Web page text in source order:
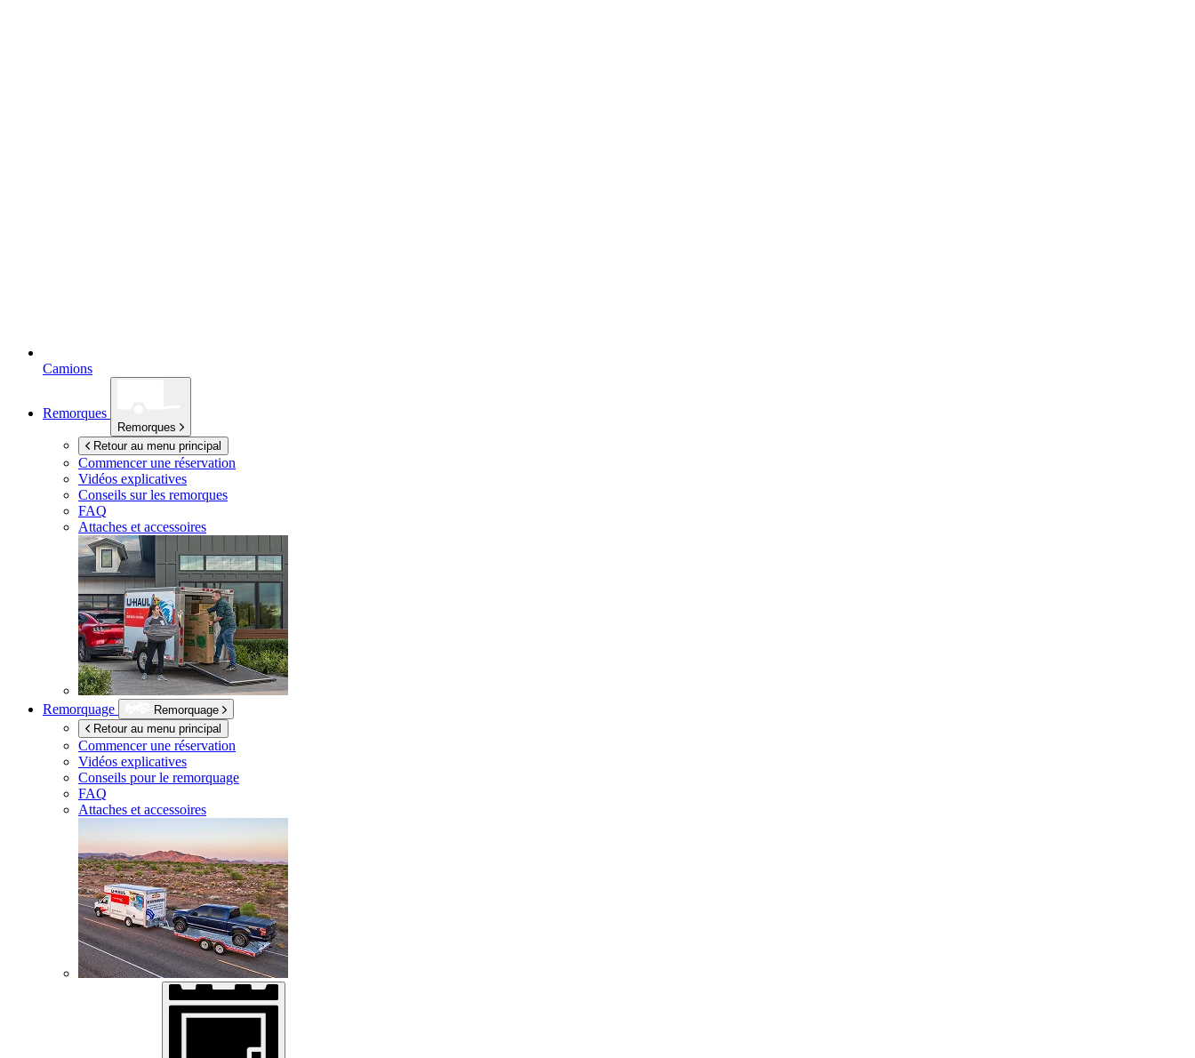
Camions
Remorques
Remorques
Retour au menu principal
Commencer une réservation
Vidéos explicatives
Conseils sur les remorques
FAQ
Attaches et accessoires
Remorquage
Remorquage
Retour au menu principal
Commencer une réservation
Vidéos explicatives
Conseils pour le remorquage
FAQ
Attaches et accessoires